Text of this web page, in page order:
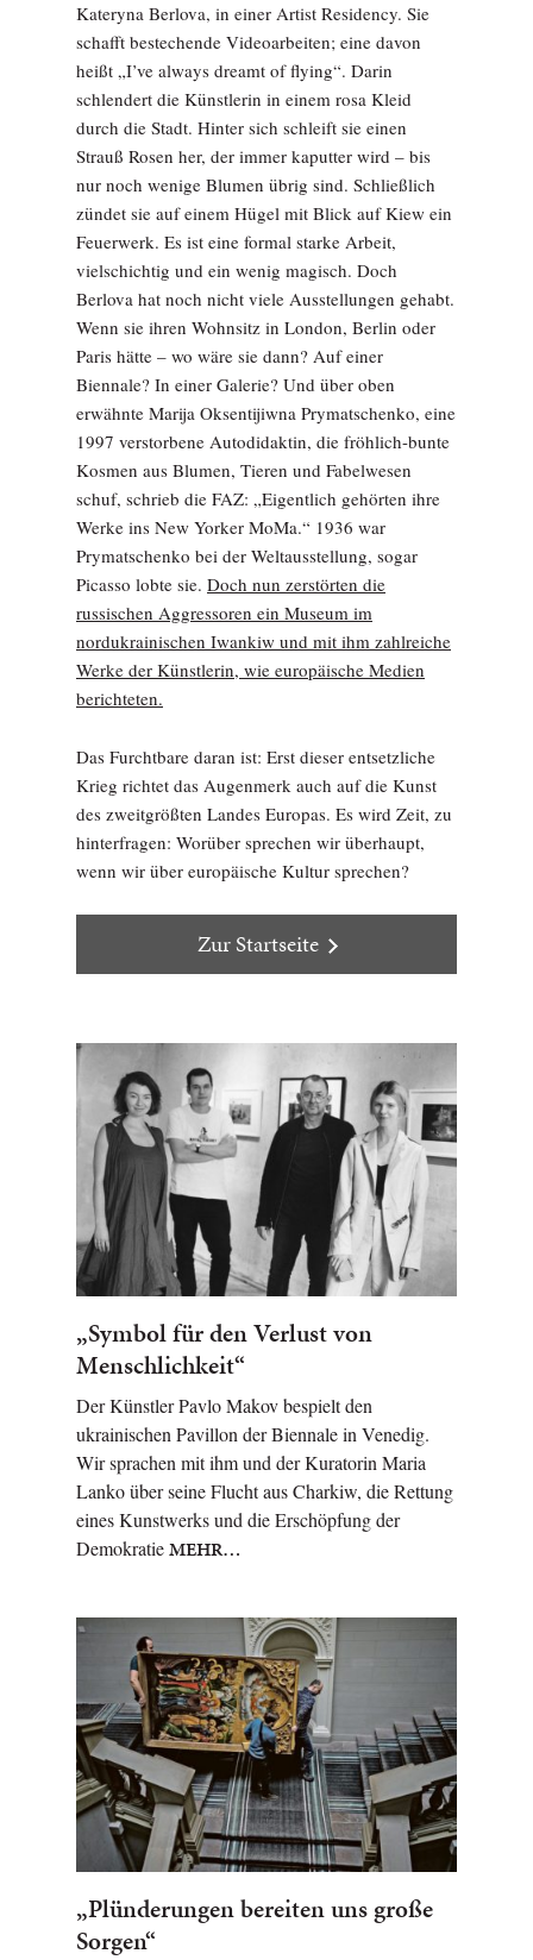
Kateryna Berlova, in einer Artist Residency. Sie
schafft bestechende Videoarbeiten; eine davon
heißt „I’ve always dreamt of flying“. Darin
schlendert die Künstlerin in einem rosa Kleid
durch die Stadt. Hinter sich schleift sie einen
Strauß Rosen her, der immer kaputter wird – bis
nur noch wenige Blumen übrig sind. Schließlich
zündet sie auf einem Hügel mit Blick auf Kiew ein
Feuerwerk. Es ist eine formal starke Arbeit,
vielschichtig und ein wenig magisch. Doch
Berlova hat noch nicht viele Ausstellungen gehabt.
Wenn sie ihren Wohnsitz in London, Berlin oder
Paris hätte – wo wäre sie dann? Auf einer
Biennale? In einer Galerie? Und über oben
erwähnte Marija Oksentijiwna Prymatschenko, eine
1997 verstorbene Autodidaktin, die fröhlich-bunte
Kosmen aus Blumen, Tieren und Fabelwesen
schuf, schrieb die FAZ: „Eigentlich gehörten ihre
Werke ins New Yorker MoMa.“ 1936 war
Prymatschenko bei der Weltausstellung, sogar
Picasso lobte sie. Doch nun zerstörten die
russischen Aggressoren ein Museum im
nordukrainischen Iwankiw und mit ihm zahlreiche
Werke der Künstlerin, wie europäische Medien
berichteten.
Das Furchtbare daran ist: Erst dieser entsetzliche
Krieg richtet das Augenmerk auch auf die Kunst
des zweitgrößten Landes Europas. Es wird Zeit, zu
hinterfragen: Worüber sprechen wir überhaupt,
wenn wir über europäische Kultur sprechen?
Zur Startseite
„Symbol für den Verlust von
Menschlichkeit“
Der Künstler Pavlo Makov bespielt den
ukrainischen Pavillon der Biennale in Venedig.
Wir sprachen mit ihm und der Kuratorin Maria
Lanko über seine Flucht aus Charkiw, die Rettung
eines Kunstwerks und die Erschöpfung der
DemokratieMEHR…
„Plünderungen bereiten uns große
Sorgen“